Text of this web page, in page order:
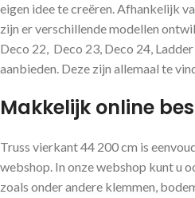
eigen idee te creëren. Afhankelijk
zijn er verschillende modellen
Deco 22, Deco 23, Deco 24,
aanbieden. Deze zijn allemaal te
Makkelijk online
Truss vierkant 44 200 cm is
webshop. In onze webshop kunt u
zoals onder andere klemmen,